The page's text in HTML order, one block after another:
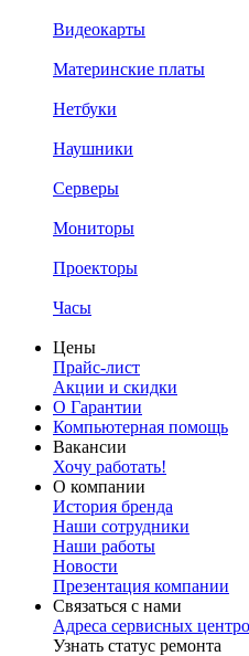
Видеокарты
Материнские платы
Нетбуки
Наушники
Серверы
Мониторы
Проекторы
Часы
Цены
Прайс-лист
Акции и скидки
О Гарантии
Компьютерная помощь
Вакансии
Хочу работать!
О компании
История бренда
Наши сотрудники
Наши работы
Новости
Презентация компании
Связаться с нами
Адреса сервисных
Узнать статус ремонта